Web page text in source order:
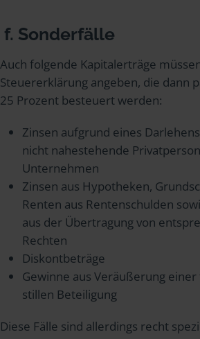
f. Sonderfälle
Auch folgende Kapitalerträge
Steuererklärung angeben, die dann
25 Prozent besteuert werden:
Zinsen aufgrund eines
nicht nahestehende
Unternehmen
Zinsen aus Hypotheken,
Renten aus Rentenschulden
aus der Übertragung von
Rechten
Diskontbeträge
Gewinne aus Veräußerung einer
stillen Beteiligung
Diese Fälle sind allerdings recht